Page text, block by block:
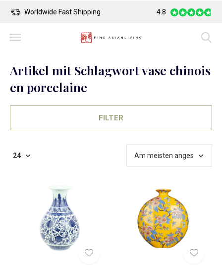
Safe Payment Largest Collection
4.8
Artikel mit Schlagwort vase chinois
en porcelaine
FILTER